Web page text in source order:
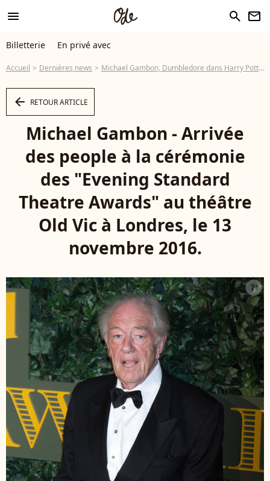
menu search newsletter
Billetterie En privé avec
Accueil Dernières news Michael Gambon, Dumbledore dans Harry Potter, est mort : "Nous sommes dévastés...", annonce douloureuse de sa famille
arrow_left RETOUR ARTICLE
Michael Gambon - Arrivée
des people à la cérémonie
des "Evening Standard
Theatre Awards" au théâtre
Old Vic à Londres, le 13
novembre 2016.